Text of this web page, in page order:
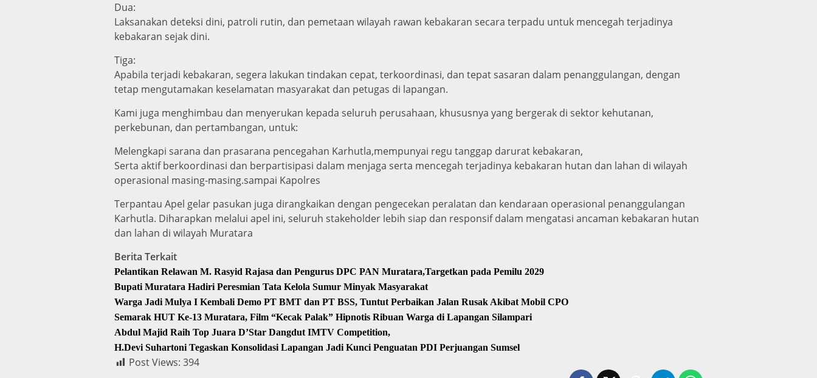
Dua:
Laksanakan deteksi dini, patroli rutin, dan pemetaan wilayah rawan kebakaran secara terpadu untuk mencegah terjadinya
kebakaran sejak dini.
Tiga:
Apabila terjadi kebakaran, segera lakukan tindakan cepat, terkoordinasi, dan tepat sasaran dalam penanggulangan, dengan
tetap mengutamakan keselamatan masyarakat dan petugas di lapangan.
Kami juga menghimbau dan menyerukan kepada seluruh perusahaan, khususnya yang bergerak di sektor kehutanan,
perkebunan, dan pertambangan, untuk:
Melengkapi sarana dan prasarana pencegahan Karhutla,mempunyai regu tanggap darurat kebakaran,
Serta aktif berkoordinasi dan berpartisipasi dalam menjaga serta mencegah terjadinya kebakaran hutan dan lahan di wilayah
operasional masing-masing.sampai Kapolres
Terpantau Apel gelar pasukan juga dirangkaikan dengan pengecekan peralatan dan kendaraan operasional penanggulangan
Karhutla. Diharapkan melalui apel ini, seluruh stakeholder lebih siap dan responsif dalam mengatasi ancaman kebakaran hutan
dan lahan di wilayah Muratara
Berita Terkait
Pelantikan Relawan M. Rasyid Rajasa dan Pengurus DPC PAN Muratara,Targetkan pada Pemilu 2029
Bupati Muratara Hadiri Peresmian Tata Kelola Sumur Minyak Masyarakat
Warga Jadi Mulya I Kembali Demo PT BMT dan PT BSS, Tuntut Perbaikan Jalan Rusak Akibat Mobil CPO
Semarak HUT Ke-13 Muratara, Film “Kecak Palak” Hipnotis Ribuan Warga di Lapangan Silampari
Abdul Majid Raih Top Juara D’Star Dangdut IMTV Competition,
H.Devi Suhartoni Tegaskan Konsolidasi Lapangan Jadi Kunci Penguatan PDI Perjuangan Sumsel
Post Views: 394